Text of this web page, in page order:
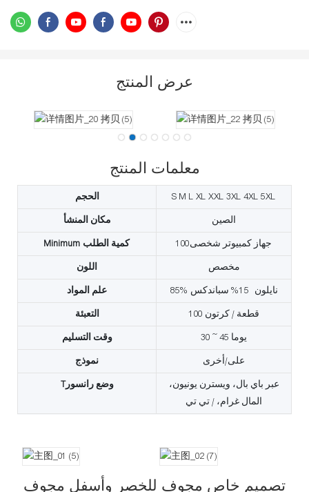
عرض المنتج
معلمات المنتج
الحجم S M L XL XXL 3XL 4XL 5XL
مكان المنشأ الصين
Minimum كمية الطلب جهاز كمبيوتر شخصى100
اللون مخصص
علم المواد 85% نايلون 15% سباندكس
التعبئة 100 قطعة / كرتون
وقت التسليم 30 ~ 45 يوما
نموذج على/أخرى
Tوضع رانسور
عبر باي بال، ويسترن يونيون،
المال غرام، / تي تي
تصميم خاص مجوف للخصر وأسفل مجوف